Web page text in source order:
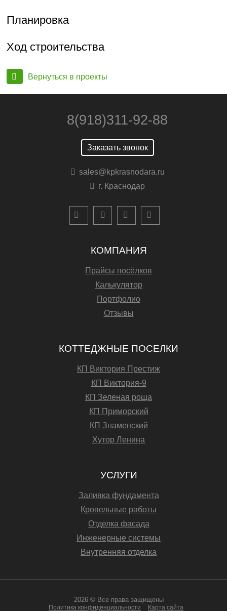
Планировка
Ход строительства
Вернуться в проекты
8(918)311-92-88
Заказать звонок
sales@kpkrasnodara.ru
г. Краснодар
КОМПАНИЯ
Прайсы посёлков
Калькулятор
Портфолио
Отзывы
КОТТЕДЖНЫЕ ПОСЕЛКИ
КП Виктория Престиж
КП Виктория-9
КП Зеленая роща
КП Приморский
КП Знаменский
Хутор Ленина
УСЛУГИ
Заливка фундамента
Кровельные работы
Отделка фасада
Инженерные системы
Внутренняя отделка
2026 © Все права защищены
Политика конфиденциальности Карта сайта